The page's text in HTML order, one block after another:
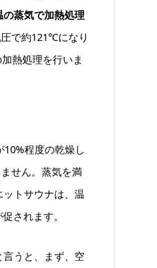
蒸気で加熱処理
で約121℃になり
熱処理を行いま
程度の乾燥し
せん。蒸気を満
トサウナは、温
されます。
うと、まず、空